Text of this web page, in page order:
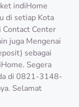
indiHome
di setiap Kota
Contact Center
juga Mengenai
sebagai
Segera
di 0821-3148-
Selamat